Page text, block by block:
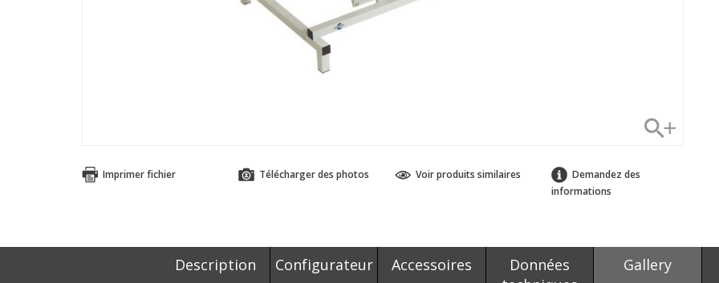
Imprimer fichier Télécharger des photos Voir produits similaires
Demandez des
informations
Description Configurateur Accessoires
Données
Gallery